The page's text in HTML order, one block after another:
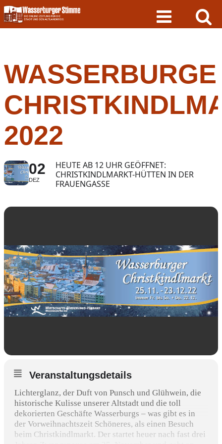
Skip
to
content
2022
02
DEZ
HEUTE AB 12 UHR GEÖFFNET:
CHRISTKINDLMARKT-HÜTTEN IN DER
FRAUENGASSE
Veranstaltungsdetails
Lichterglanz, der Duft von Punsch und Glühwein, die
historische Kulisse unserer Altstadt und die toll
dekorierten Geschäfte Wasserburgs – was gibt es in
der Vorweihnachtszeit Schöneres, als einen Besuch
beim Christkindlmarkt. Der startet heuer nach fast drei